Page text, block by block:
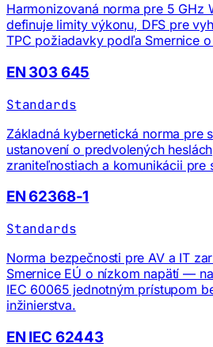
Harmonizovaná norma pre 5 GHz
definuje limity výkonu, DFS pre
TPC požiadavky podľa Smernice
EN 303 645
Standards
Základná kybernetická norma pre
ustanovení o predvolených
zraniteľnostiach a komunikácii pre
EN 62368-1
Standards
Norma bezpečnosti pre AV a IT
Smernice EÚ o nízkom napätí —
IEC 60065 jednotným prístupom
inžinierstva.
EN IEC 62443